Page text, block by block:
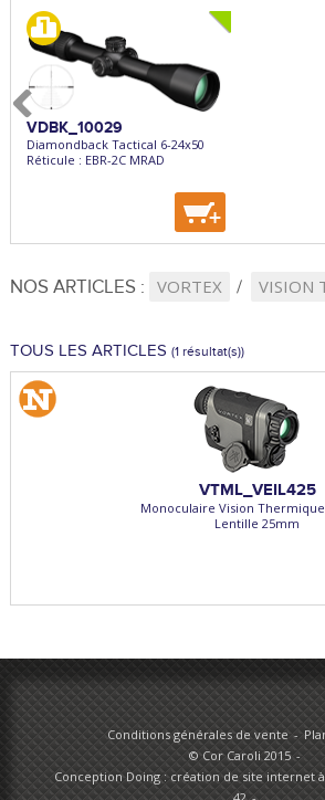
VDBK_10029
Diamondback Tactical 6-24x50
Réticule : EBR-2C MRAD
+
NOS ARTICLES : VORTEX VISION
TOUS LES ARTICLES (1 résultat(s))
VTML_VEIL425
Monoculaire Vision Thermique
Lentille 25mm
Conditions générales de vente
© Cor Caroli 2015
Conception Doing : création de site internet